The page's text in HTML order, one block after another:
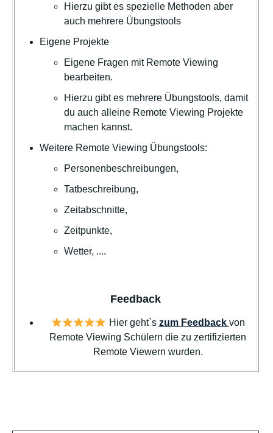
Hierzu gibt es spezielle Methoden aber
auch mehrere Übungstools
Eigene Projekte
Eigene Fragen mit Remote Viewing
bearbeiten.
Hierzu gibt es mehrere Übungstools, damit
du auch alleine Remote Viewing Projekte
machen kannst.
Weitere Remote Viewing Übungstools:
Personenbeschreibungen,
Tatbeschreibung,
Zeitabschnitte,
Zeitpunkte,
Wetter, ....
Feedback
Hier geht`s zum Feedback von
Remote Viewing Schülern die zu zertifizierten
Remote Viewern wurden.